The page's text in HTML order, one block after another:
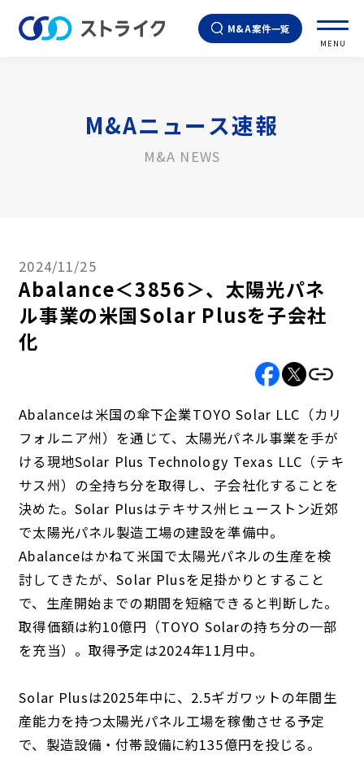
M&A案件一覧
MENU
M&Aニュース速報
M&A NEWS
2024/11/25
Abalance＜3856＞、太陽光パネ
ル事業の米国Solar Plusを子会社
化
Abalanceは米国の傘下企業TOYO Solar LLC（カリ
フォルニア州）を通じて、太陽光パネル事業を手が
ける現地Solar Plus Technology Texas LLC（テキ
サス州）の全持ち分を取得し、子会社化することを
決めた。Solar Plusはテキサス州ヒューストン近郊
で太陽光パネル製造工場の建設を準備中。
Abalanceはかねて米国で太陽光パネルの生産を検
討してきたが、Solar Plusを足掛かりとすること
で、生産開始までの期間を短縮できると判断した。
取得価額は約10億円（TOYO Solarの持ち分の一部
を充当）。取得予定は2024年11月中。
Solar Plusは2025年中に、2.5ギガワットの年間生
産能力を持つ太陽光パネル工場を稼働させる予定
で、製造設備・付帯設備に約135億円を投じる。